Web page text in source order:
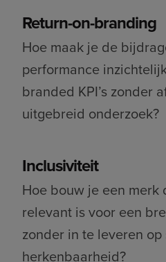
Return-on-branding
Hoe maak je de
performance
branded KPI’s zonder
uitgebreid onderzoek?
Inclusiviteit
Hoe bouw je een
relevant is voor een
zonder in te leveren
herkenbaarheid?